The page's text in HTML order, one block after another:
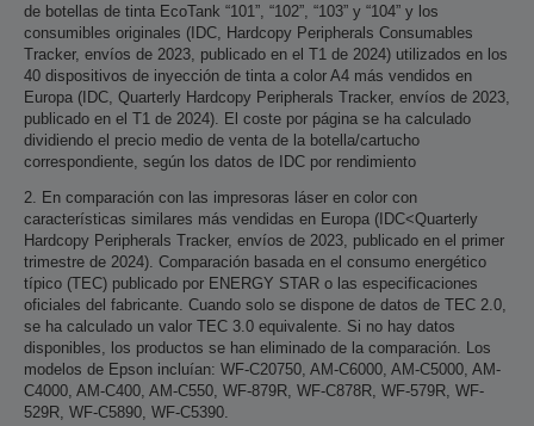
de botellas de tinta EcoTank “101”, “102”, “103” y “104” y los
consumibles originales (IDC, Hardcopy Peripherals Consumables
Tracker, envíos de 2023, publicado en el T1 de 2024) utilizados en los
40 dispositivos de inyección de tinta a color A4 más vendidos en
Europa (IDC, Quarterly Hardcopy Peripherals Tracker, envíos de 2023,
publicado en el T1 de 2024). El coste por página se ha calculado
dividiendo el precio medio de venta de la botella/cartucho
correspondiente, según los datos de IDC por rendimiento
2. En comparación con las impresoras láser en color con
características similares más vendidas en Europa (IDC<Quarterly
Hardcopy Peripherals Tracker, envíos de 2023, publicado en el primer
trimestre de 2024). Comparación basada en el consumo energético
típico (TEC) publicado por ENERGY STAR o las especificaciones
oficiales del fabricante. Cuando solo se dispone de datos de TEC 2.0,
se ha calculado un valor TEC 3.0 equivalente. Si no hay datos
disponibles, los productos se han eliminado de la comparación. Los
modelos de Epson incluían: WF-C20750, AM-C6000, AM-C5000, AM-
C4000, AM-C400, AM-C550, WF-879R, WF-C878R, WF-579R, WF-
529R, WF-C5890, WF-C5390.